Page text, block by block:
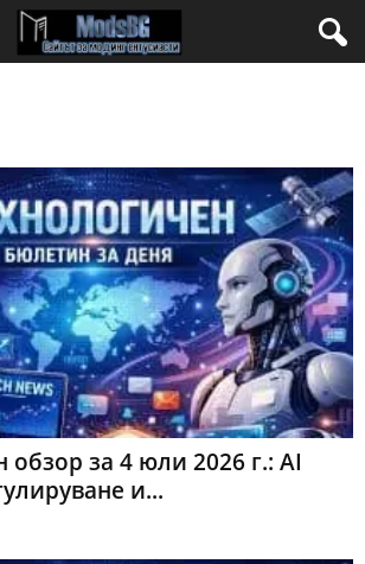
обзор за 4 юли 2026 г.: AI
и...